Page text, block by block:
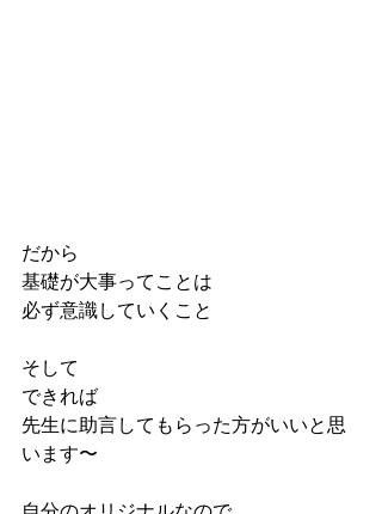
だから
基礎が大事ってことは
必ず意識していくこと
そして
できれば
先生に助言してもらった方がいいと思
います〜